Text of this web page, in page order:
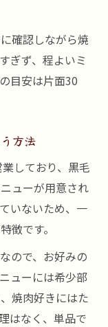
確認しながら焼
ぎず、程よいミ
目安は片面30
方法
しており、黒毛
ューが用意され
いないため、一
徴です。
ので、お好みの
ューには希少部
焼肉好きにはた
はなく、単品で